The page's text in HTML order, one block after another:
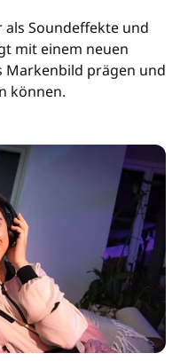
Soundeffekte und
mit einem neuen
Markenbild prägen und
können.